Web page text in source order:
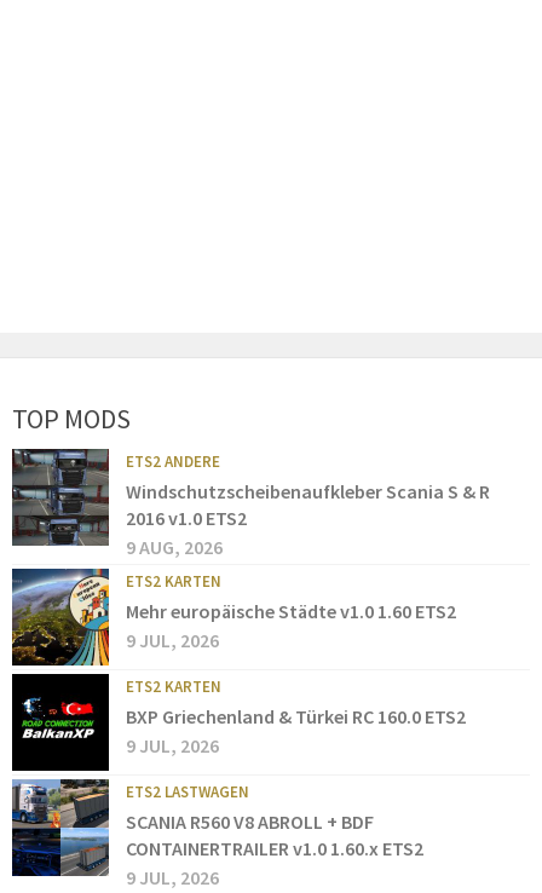
TOP MODS
ETS2 ANDERE
Windschutzscheibenaufkleber Scania S & R
2016 v1.0 ETS2
9 AUG, 2026
ETS2 KARTEN
Mehr europäische Städte v1.0 1.60 ETS2
9 JUL, 2026
ETS2 KARTEN
BXP Griechenland & Türkei RC 160.0 ETS2
9 JUL, 2026
ETS2 LASTWAGEN
SCANIA R560 V8 ABROLL + BDF
CONTAINERTRAILER v1.0 1.60.x ETS2
9 JUL, 2026